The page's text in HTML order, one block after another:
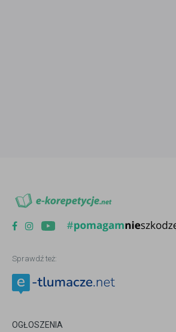
Sprawdź też:
OGŁOSZENIA